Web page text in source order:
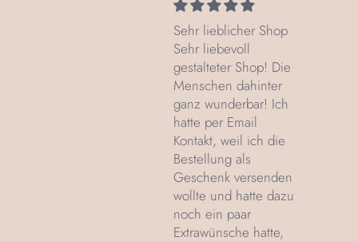
Sehr lieblicher Shop
Sehr liebevoll
gestalteter Shop! Die
Menschen dahinter
ganz wunderbar! Ich
hatte per Email
Kontakt, weil ich die
Bestellung als
Geschenk versenden
wollte und hatte dazu
noch ein paar
Extrawünsche hatte,